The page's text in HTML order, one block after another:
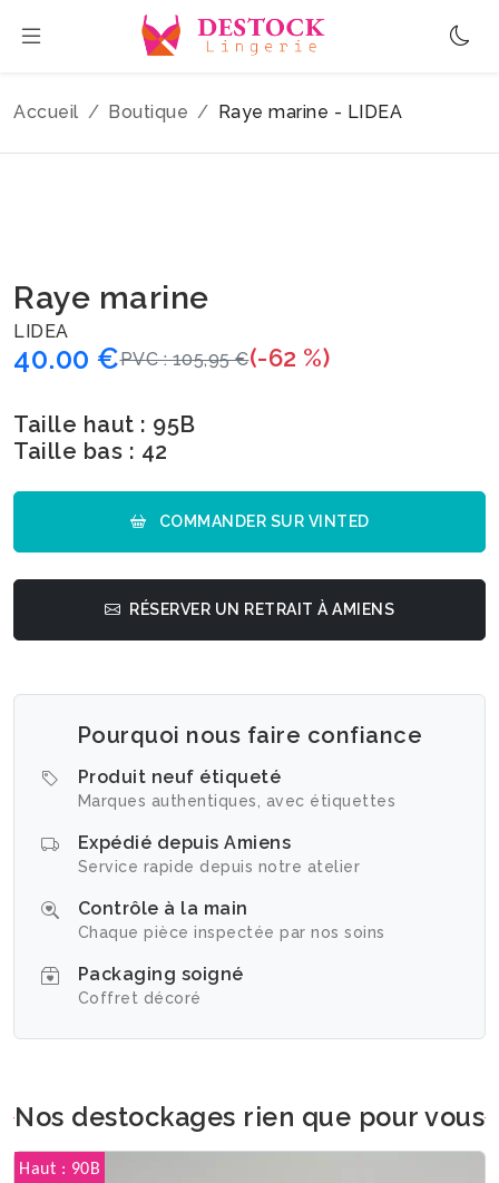
Accueil Boutique Raye marine - LIDEA
Raye marine
LIDEA
40.00 €PVC : 105,95 €(-62 %)
Taille haut : 95B
Taille bas : 42
COMMANDER SUR VINTED
RÉSERVER UN RETRAIT À AMIENS
Pourquoi nous faire confiance
Produit neuf étiqueté
Marques authentiques, avec étiquettes
Expédié depuis Amiens
Service rapide depuis notre atelier
Contrôle à la main
Chaque pièce inspectée par nos soins
Packaging soigné
Coffret décoré
Nos destockages rien que pour vous
Haut : 90B